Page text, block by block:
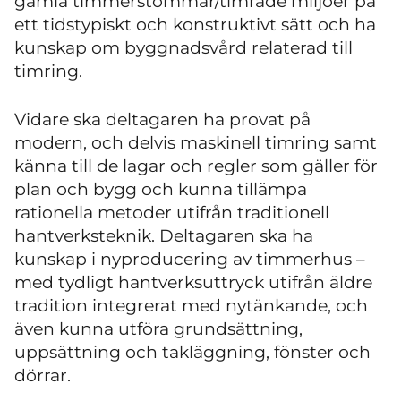
ett tidstypiskt och konstruktivt sätt och ha
kunskap om byggnadsvård relaterad till
timring.
Vidare ska deltagaren ha provat på
modern, och delvis maskinell timring samt
känna till de lagar och regler som gäller för
plan och bygg och kunna tillämpa
rationella metoder utifrån traditionell
hantverksteknik. Deltagaren ska ha
kunskap i nyproducering av timmerhus –
med tydligt hantverksuttryck utifrån äldre
tradition integrerat med nytänkande, och
även kunna utföra grundsättning,
uppsättning och takläggning, fönster och
dörrar.